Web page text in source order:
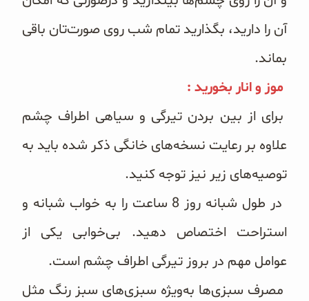
آن را دارید، بگذارید تمام شب روی صورت‌تان باقی
بماند.
موز و انار بخورید :
برای از بین بردن تیرگی و سیاهی اطراف چشم
علاوه بر رعایت نسخه‌های خانگی ذکر شده باید به
توصیه‌های زیر نیز توجه کنید.
در طول شبانه روز 8 ساعت را به خواب شبانه و
استراحت اختصاص دهید. بی‌خوابی یکی از
عوامل مهم در بروز تیرگی اطراف چشم است.
مصرف سبزی‌ها به‌ویژه سبزی‌های سبز رنگ مثل